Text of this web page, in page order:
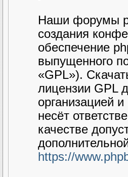
Наши форумы
создания
обеспечение
выпущенного
«GPL»).
лицензии GPL
организацией
несёт
качестве
https://